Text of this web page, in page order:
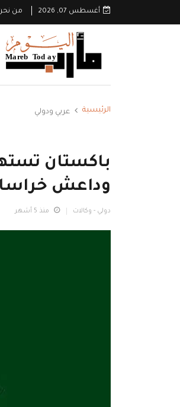
أغسطس 07, 2026 من
الرئيسية عربي ودولي
باكستان
وداعش
دولي - وكالات منذ 5 أشهر